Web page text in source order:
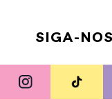
SIGA-